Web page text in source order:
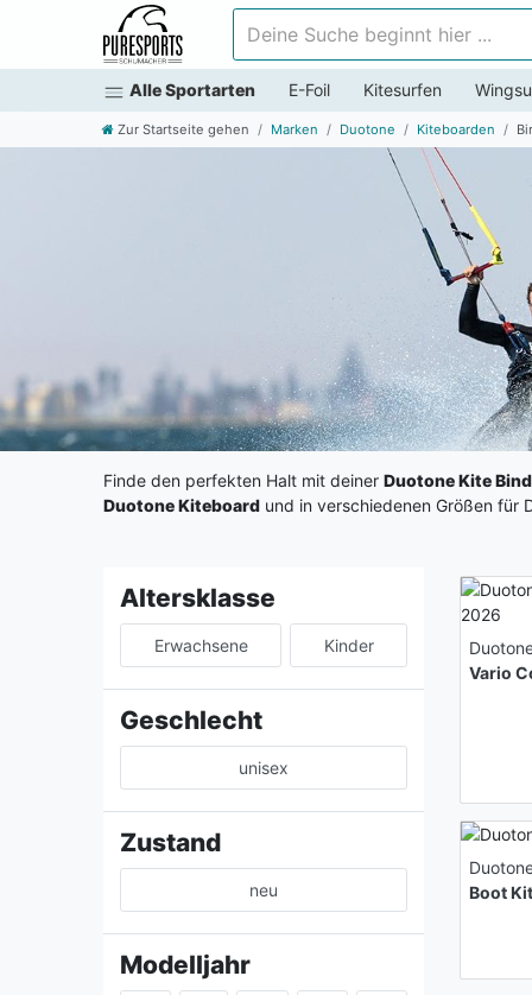
Alle Sportarten E-Foil Kitesurfen
Zur Startseite gehen Marken Duotone Kiteboarden
Finde den perfekten Halt mit deiner Duotone Kite
Duotone Kiteboard und in verschiedenen Größen für
Altersklasse
Erwachsene Kinder
Geschlecht
unisex
Zustand
neu
Modelljahr
Vario
Boot